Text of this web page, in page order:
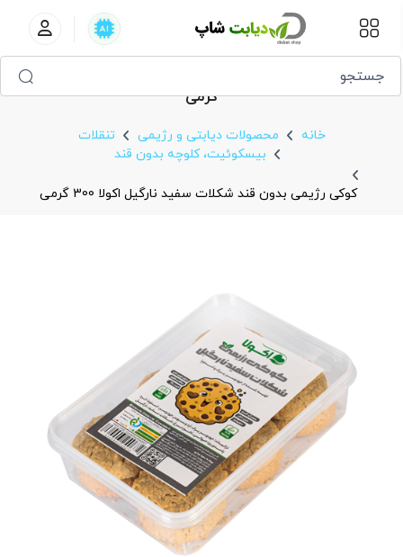
گرمی
خانه محصولات دیابتی و رژیمی
تنقلات
بیسکوئیت، کلوچه بدون قند
کوکی رژیمی بدون قند شکلات سفید نارگیل اکولا 300 گرمی